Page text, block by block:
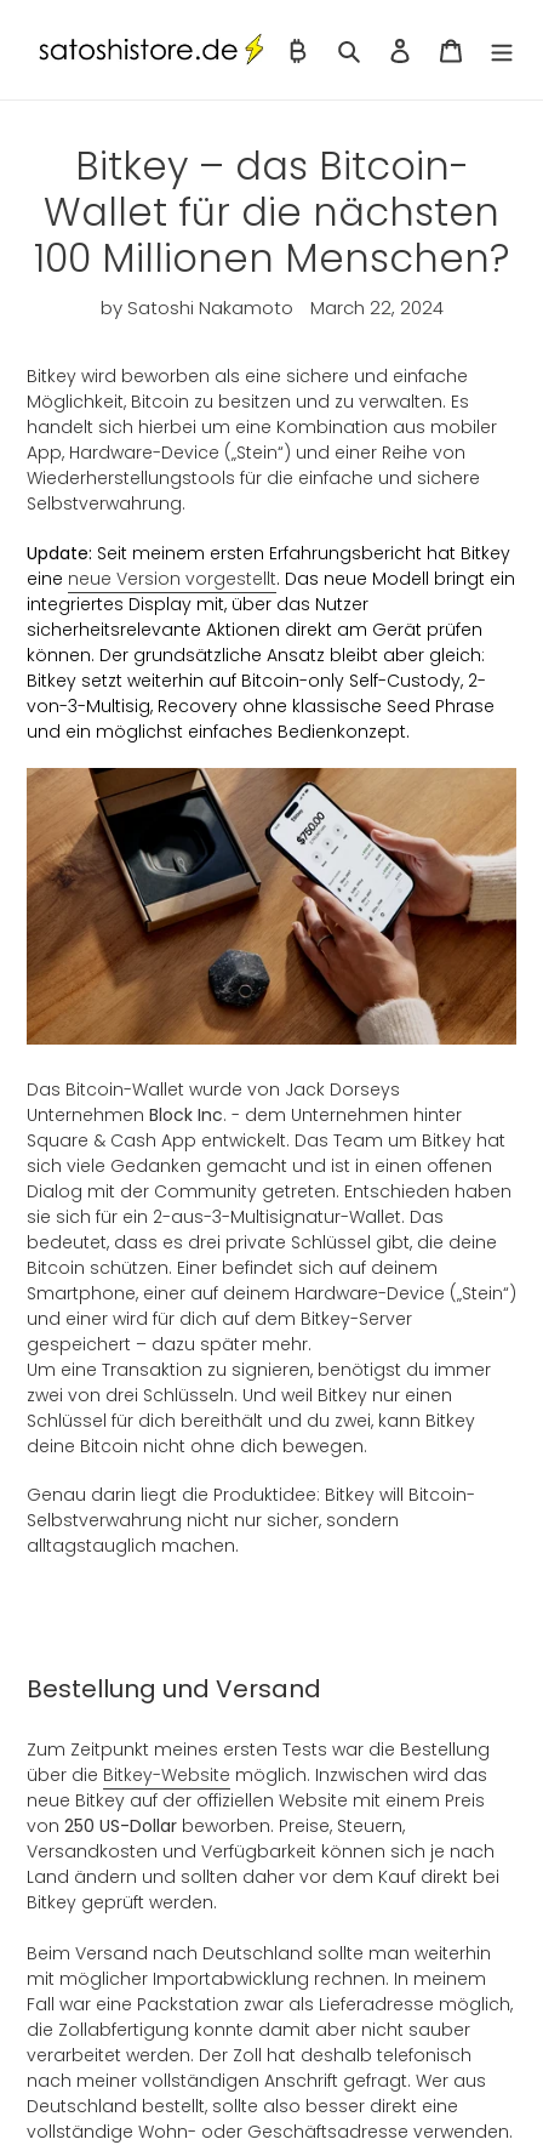
content
Toggle Fiat/Bitcoin
Search Log in Cart
Bitkey – das Bitcoin-
Wallet für die nächsten
100 Millionen Menschen?
by Satoshi Nakamoto March 22, 2024
Bitkey wird beworben als eine sichere und einfache
Möglichkeit, Bitcoin zu besitzen und zu verwalten. Es
handelt sich hierbei um eine Kombination aus mobiler
App, Hardware-Device („Stein“) und einer Reihe von
Wiederherstellungstools für die einfache und sichere
Selbstverwahrung.
Update: Seit meinem ersten Erfahrungsbericht hat Bitkey
eine neue Version vorgestellt. Das neue Modell bringt ein
integriertes Display mit, über das Nutzer
sicherheitsrelevante Aktionen direkt am Gerät prüfen
können. Der grundsätzliche Ansatz bleibt aber gleich:
Bitkey setzt weiterhin auf Bitcoin-only Self-Custody, 2-
von-3-Multisig, Recovery ohne klassische Seed Phrase
und ein möglichst einfaches Bedienkonzept.
Das Bitcoin-Wallet wurde von Jack Dorseys
Unternehmen Block Inc. - dem Unternehmen hinter
Square & Cash App entwickelt. Das Team um Bitkey hat
sich viele Gedanken gemacht und ist in einen offenen
Dialog mit der Community getreten. Entschieden haben
sie sich für ein 2-aus-3-Multisignatur-Wallet. Das
bedeutet, dass es drei private Schlüssel gibt, die deine
Bitcoin schützen. Einer befindet sich auf deinem
Smartphone, einer auf deinem Hardware-Device („Stein“)
und einer wird für dich auf dem Bitkey-Server
gespeichert – dazu später mehr.
Um eine Transaktion zu signieren, benötigst du immer
zwei von drei Schlüsseln. Und weil Bitkey nur einen
Schlüssel für dich bereithält und du zwei, kann Bitkey
deine Bitcoin nicht ohne dich bewegen.
Genau darin liegt die Produktidee: Bitkey will Bitcoin-
Selbstverwahrung nicht nur sicher, sondern
alltagstauglich machen.
Bestellung und Versand
Zum Zeitpunkt meines ersten Tests war die Bestellung
über die Bitkey-Website möglich. Inzwischen wird das
neue Bitkey auf der offiziellen Website mit einem Preis
von 250 US-Dollar beworben. Preise, Steuern,
Versandkosten und Verfügbarkeit können sich je nach
Land ändern und sollten daher vor dem Kauf direkt bei
Bitkey geprüft werden.
Beim Versand nach Deutschland sollte man weiterhin
mit möglicher Importabwicklung rechnen. In meinem
Fall war eine Packstation zwar als Lieferadresse möglich,
die Zollabfertigung konnte damit aber nicht sauber
verarbeitet werden. Der Zoll hat deshalb telefonisch
nach meiner vollständigen Anschrift gefragt. Wer aus
Deutschland bestellt, sollte also besser direkt eine
vollständige Wohn- oder Geschäftsadresse verwenden.